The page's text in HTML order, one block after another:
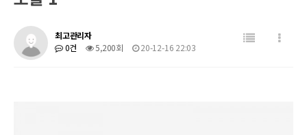
최고관리자
0건
5,200회 20-12-16 22:03